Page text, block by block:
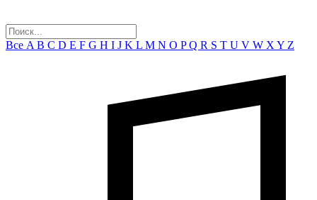
Все A B C D E F G H I J K L M N O PQ R S T U V W X Y Z